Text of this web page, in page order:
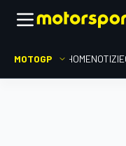
MOTOGP HOMENOTIZIE